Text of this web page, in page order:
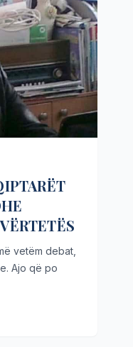
vetëm debat,
Ajo që po